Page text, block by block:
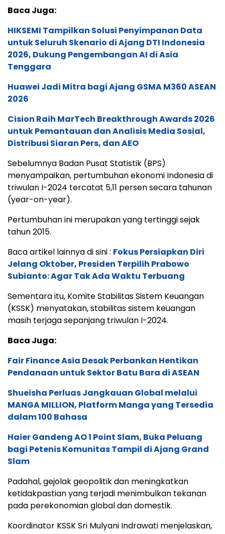
Baca Juga:
HIKSEMI Tampilkan Solusi Penyimpanan Data
untuk Seluruh Skenario di Ajang DTI Indonesia
2026, Dukung Pengembangan AI di Asia
Tenggara
Huawei Jadi Mitra bagi Ajang GSMA M360 ASEAN
2026
Cision Raih MarTech Breakthrough Awards 2026
untuk Pemantauan dan Analisis Media Sosial,
Distribusi Siaran Pers, dan AEO
Sebelumnya Badan Pusat Statistik (BPS)
menyampaikan, pertumbuhan ekonomi Indonesia di
triwulan I-2024 tercatat 5,11 persen secara tahunan
(year-on-year).
Pertumbuhan ini merupakan yang tertinggi sejak
tahun 2015.
Baca artikel lainnya di sini : Fokus Persiapkan Diri
Jelang Oktober, Presiden Terpilih Prabowo
Subianto: Agar Tak Ada Waktu Terbuang
Sementara itu, Komite Stabilitas Sistem Keuangan
(KSSK) menyatakan, stabilitas sistem keuangan
masih terjaga sepanjang triwulan I-2024.
Baca Juga:
Fair Finance Asia Desak Perbankan Hentikan
Pendanaan untuk Sektor Batu Bara di ASEAN
Shueisha Perluas Jangkauan Global melalui
MANGA MILLION, Platform Manga yang Tersedia
dalam 100 Bahasa
Haier Gandeng AO 1 Point Slam, Buka Peluang
bagi Petenis Komunitas Tampil di Ajang Grand
Slam
Padahal, gejolak geopolitik dan meningkatkan
ketidakpastian yang terjadi menimbulkan tekanan
pada perekonomian global dan domestik.
Koordinator KSSK Sri Mulyani Indrawati menjelaskan,